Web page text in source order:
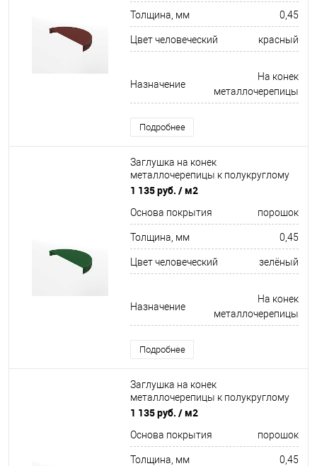
Толщина, мм 0,45
Цвет человеческий красный
Назначение
На конек
металлочерепицы
Подробнее
Заглушка на конек
металлочерепицы к полукруглому
коньку торцевая для кровли
покрытием 0,45x220мм RAL 6002
1 135 руб. / м2
Основа покрытия порошок
Толщина, мм 0,45
Цвет человеческий зелёный
Назначение
На конек
металлочерепицы
Подробнее
Заглушка на конек
металлочерепицы к полукруглому
коньку торцевая для кровли
покрытием 0,45x220мм RAL 32
1 135 руб. / м2
Основа покрытия порошок
Толщина, мм 0,45